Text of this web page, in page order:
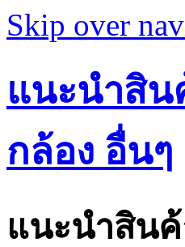
Skip over
แนะนำสิน
กล้อง อื่นๆ
แนะนำสินค้